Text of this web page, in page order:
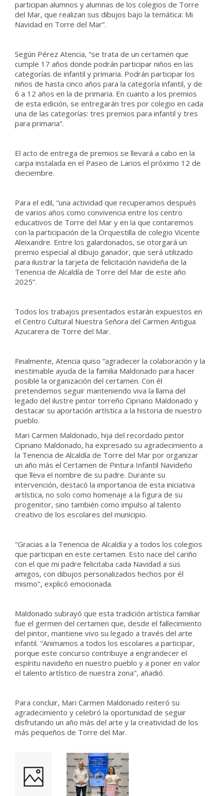
participan alumnos y alumnas de los colegios de Torre
del Mar, que realizan sus dibujos bajo la temática: Mi
Navidad en Torre del Mar”.
Según Pérez Atencia, “se trata de un certamen que
cumple 17 años donde podrán participar niños en las
categorías de infantil y primaria. Podrán participar los
niños de hasta cinco años para la categoría infantil, y de
6 a 12 años en la de primaria. En cuanto a los premios
de esta edición, se entregarán tres por colegio en cada
una de las categorías: tres premios para infantil y tres
para primaria”.
El acto de entrega de premios se llevará a cabo en la
carpa instalada en el Paseo de Larios el próximo 12 de
dieciembre.
Para el edil, “una actividad que recuperamos después
de varios años como convivencia entre los centro
educativos de Torre del Mar y en la que contaremos
con la participación de la Orquestilla de colegio Vicente
Aleixandre. Entre los galardonados, se otorgará un
premio especial al dibujo ganador, que será utilizado
para ilustrar la tarjeta de felicitación navideña de la
Tenencia de Alcaldía de Torre del Mar de este año
2025”.
Todos los trabajos presentados estarán expuestos en
el Centro Cultural Nuestra Señora del Carmen Antigua
Azucarera de Torre del Mar.
Finalmente, Atencia quiso “agradecer la colaboración y la
inestimable ayuda de la familia Maldonado para hacer
posible la organización del certamen. Con él
pretendemos seguir manteniendo viva la llama del
legado del ilustre pintor torreño Cipriano Maldonado y
destacar su aportación artística a la historia de nuestro
pueblo.
Mari Carmen Maldonado, hija del recordado pintor
Cipriano Maldonado, ha expresado su agradecimiento a
la Tenencia de Alcaldía de Torre del Mar por organizar
un año más el Certamen de Pintura Infantil Navideño
que lleva el nombre de su padre. Durante su
intervención, destacó la importancia de esta iniciativa
artística, no solo como homenaje a la figura de su
progenitor, sino también como impulso al talento
creativo de los escolares del municipio.
"Gracias a la Tenencia de Alcaldía y a todos los colegios
que participan en este certamen. Esto nace del cariño
con el que mi padre felicitaba cada Navidad a sus
amigos, con dibujos personalizados hechos por él
mismo", explicó emocionada.
Maldonado subrayó que esta tradición artística familiar
fue el germen del certamen que, desde el fallecimiento
del pintor, mantiene vivo su legado a través del arte
infantil. "Animamos a todos los escolares a participar,
porque este concurso contribuye a engrandecer el
espíritu navideño en nuestro pueblo y a poner en valor
el talento artístico de nuestra zona", añadió.
Para concluir, Mari Carmen Maldonado reiteró su
agradecimiento y celebró la oportunidad de seguir
disfrutando un año más del arte y la creatividad de los
más pequeños de Torre del Mar.